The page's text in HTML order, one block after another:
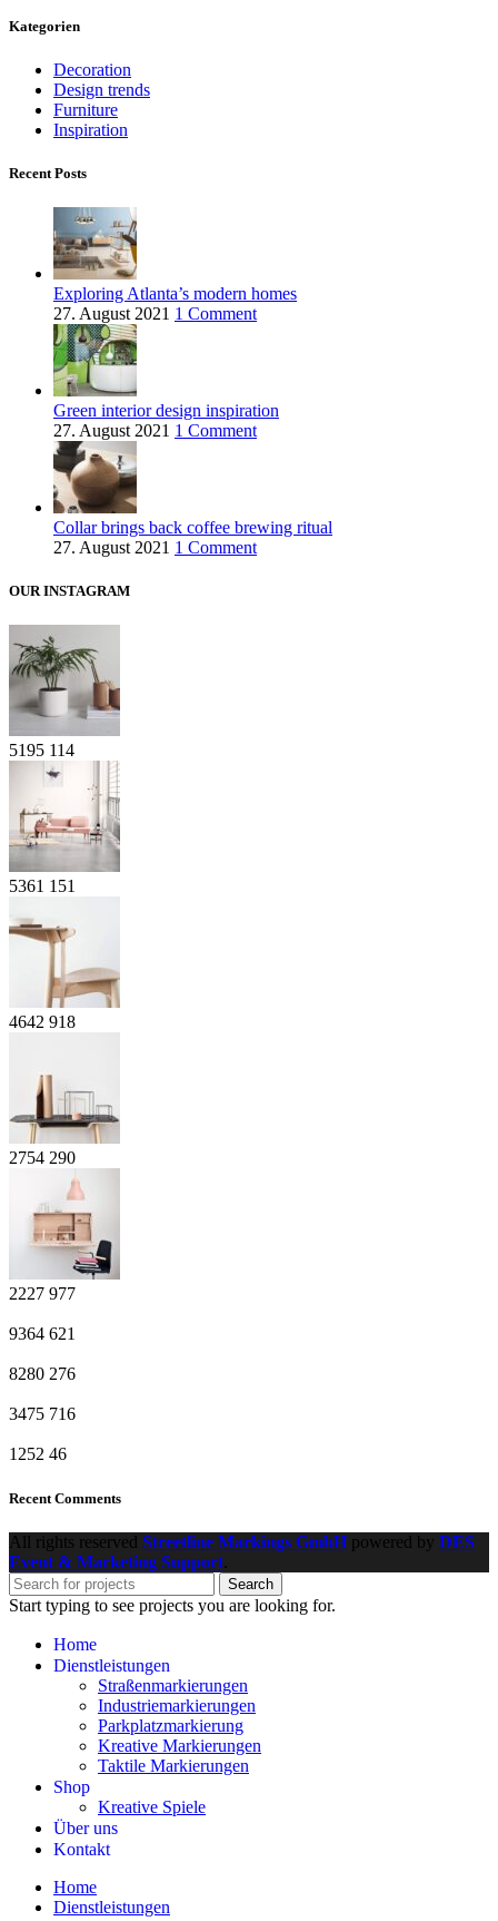
Kategorien
Decoration
Design trends
Furniture
Inspiration
Recent Posts
Exploring Atlanta’s modern homes
27. August 2021 1 Comment
Green interior design inspiration
27. August 2021 1 Comment
Collar brings back coffee brewing ritual
27. August 2021 1 Comment
OUR INSTAGRAM
5195 114
5361 151
4642 918
2754 290
2227 977
9364 621
8280 276
3475 716
1252 46
Recent Comments
All rights reserved Streetline Markings GmbH powered by DES
Event & Marketing Support
Search
Start typing to see projects you are looking for.
Home
Dienstleistungen
Straßenmarkierungen
Industriemarkierungen
Parkplatzmarkierung
Kreative Markierungen
Taktile Markierungen
Shop
Kreative Spiele
Über uns
Kontakt
Home
Dienstleistungen